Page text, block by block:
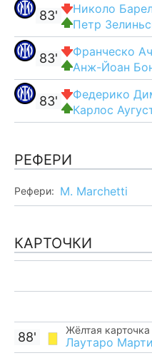
Николо
Петр
83'
Франческо
Анж-Йоан
83'
Федерико
Карлос
83'
РЕФЕРИ
Рефери: M. Marchetti
КАРТОЧКИ
Жёлтая карточка
Лаутаро
88'